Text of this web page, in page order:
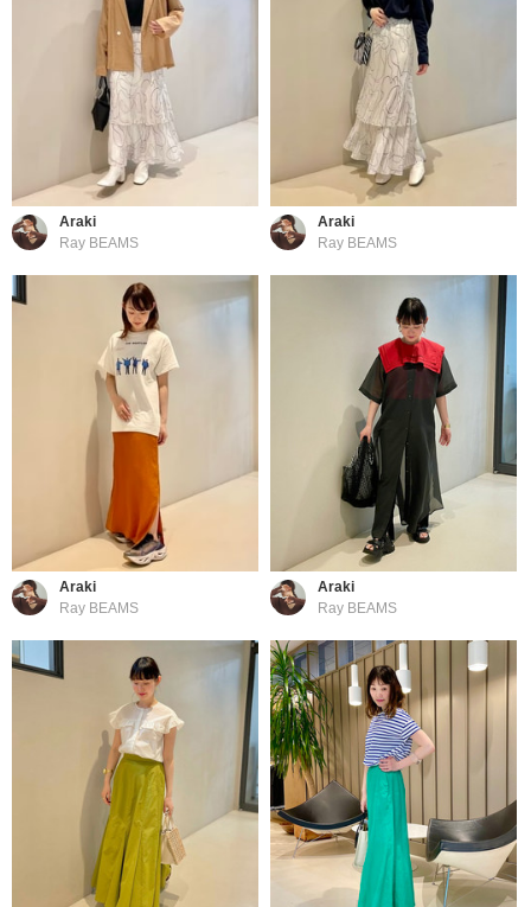
Araki
Ray BEAMS
Araki
Ray BEAMS
Araki
Ray BEAMS
Araki
Ray BEAMS